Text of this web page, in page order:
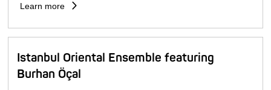
Learn more
Istanbul Oriental Ensemble featuring
Burhan Öçal